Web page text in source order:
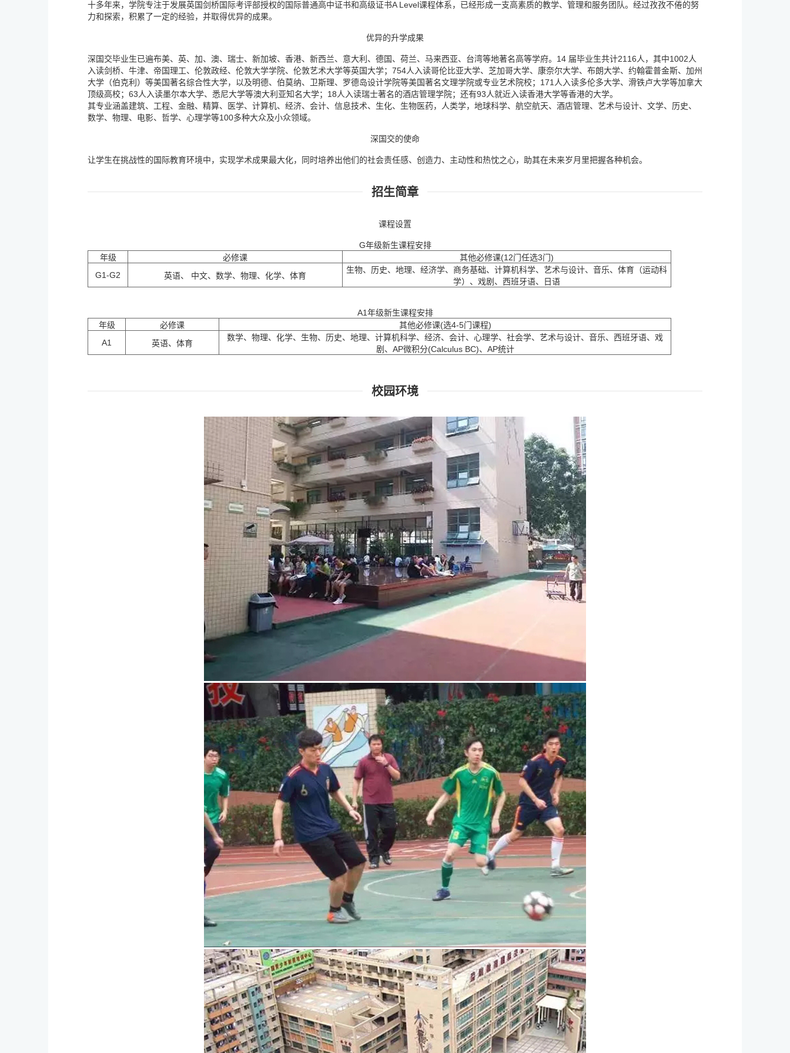
十多年来，学院专注于发展英国剑桥国际考评部授权的国际普通高中证书和高级证书A Level课程体系，已经形成一支高素质的教学、管理和服务团队。经过孜孜不倦的努
力和探索，积累了一定的经验，并取得优异的成果。
优异的升学成果
深国交毕业生已遍布美、英、加、澳、瑞士、新加坡、香港、新西兰、意大利、德国、荷兰、马来西亚、台湾等地著名高等学府。14 届毕业生共计2116人，其中1002人
入读剑桥、牛津、帝国理工、伦敦政经、伦敦大学学院、伦敦艺术大学等英国大学；754人入读哥伦比亚大学、芝加哥大学、康奈尔大学、布朗大学、约翰霍普金斯、加州
大学（伯克利）等美国著名综合性大学，以及明德、伯莫纳、卫斯理、罗德岛设计学院等美国著名文理学院或专业艺术院校；171人入读多伦多大学、滑铁卢大学等加拿大
顶级高校；63人入读墨尔本大学、悉尼大学等澳大利亚知名大学；18人入读瑞士著名的酒店管理学院；还有93人就近入读香港大学等香港的大学。
其专业涵盖建筑、工程、金融、精算、医学、计算机、经济、会计、信息技术、生化、生物医药，人类学，地球科学、航空航天、酒店管理、艺术与设计、文学、历史、
数学、物理、电影、哲学、心理学等100多种大众及小众领域。
深国交的使命
让学生在挑战性的国际教育环境中，实现学术成果最大化，同时培养出他们的社会责任感、创造力、主动性和热忱之心，助其在未来岁月里把握各种机会。
招生简章
课程设置
G年级新生课程安排
年级
必修课
其他必修课(12门任选3门)
G1-G2
英语、 中文、数学、物理、化学、体育
生物、历史、地理、经济学、商务基础、计算机科学、艺术与设计、音乐、体育（运动科
学）、戏剧、西班牙语、日语
A1年级新生课程安排
年级
必修课
其他必修课(选4-5门课程)
A1
英语、体育
数学、物理、化学、生物、历史、地理、计算机科学、经济、会计、心理学、社会学、艺术与设计、音乐、西班牙语、戏
剧、AP微积分(Calculus BC)、AP统计
校园环境